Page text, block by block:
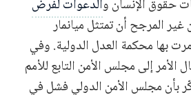
حقوق الإنسان والدعوات لفرض
غير المرجح أن تمتثل ميانمار
بها محكمة العدل الدولية. وفي
إلى مجلس الأمن التابع للأمم
بأن مجلس الأمن الدولي فشل في